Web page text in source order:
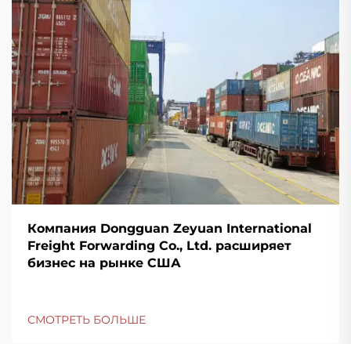
Компания Dongguan Zeyuan International
Freight Forwarding Co., Ltd. расширяет
бизнес на рынке США
СМОТРЕТЬ БОЛЬШЕ